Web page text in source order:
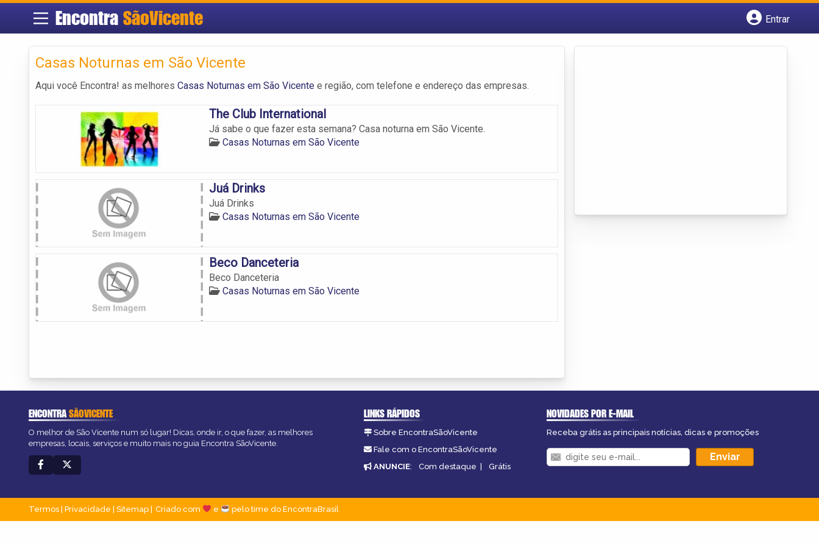
Encontra SãoVicente
Entrar
Casas Noturnas em São Vicente
Aqui você Encontra! as melhores Casas Noturnas em São Vicente e região, com telefone e endereço das empresas.
The Club International
Já sabe o que fazer esta semana? Casa noturna em São Vicente.
Casas Noturnas em São Vicente
Juá Drinks
Juá Drinks
Casas Noturnas em São Vicente
Beco Danceteria
Beco Danceteria
Casas Noturnas em São Vicente
ENCONTRASÃOVICENTE
O melhor de São Vicente num só lugar! Dicas, onde ir, o que fazer, as melhores
empresas, locais, serviços e muito mais no guia Encontra SãoVicente.
LINKS RÁPIDOS
Sobre EncontraSãoVicente
Fale com o EncontraSãoVicente
ANUNCIE: Com destaque | Grátis
NOVIDADES POR E-MAIL
Receba grátis as principais notícias, dicas e promoções
Termos Privacidade Sitemap Criado com e pelo time do EncontraBrasil